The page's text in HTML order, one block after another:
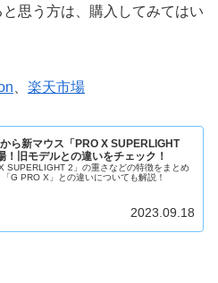
思う方は、購入してみてはい
楽天市場
ら新マウス「PRO X SUPERLIGHT
！旧モデルとの違いをチェック！
SUPERLIGHT 2」の重さなどの特徴をまとめ
G PRO X」との違いについても解説！
2023.09.18